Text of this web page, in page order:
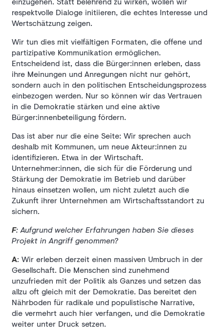
respektvolle Dialoge initiieren, die echtes Interesse und
Wertschätzung zeigen.
Wir tun dies mit vielfältigen Formaten, die offene und
partizipative Kommunikation ermöglichen.
Entscheidend ist, dass die Bürger:innen erleben, dass
ihre Meinungen und Anregungen nicht nur gehört,
sondern auch in den politischen Entscheidungsprozess
einbezogen werden. Nur so können wir das Vertrauen
in die Demokratie stärken und eine aktive
Bürger:innenbeteiligung fördern.
Das ist aber nur die eine Seite: Wir sprechen auch
deshalb mit Kommunen, um neue Akteur:innen zu
identifizieren. Etwa in der Wirtschaft.
Unternehmer:innen, die sich für die Förderung und
Stärkung der Demokratie im Betrieb und darüber
hinaus einsetzen wollen, um nicht zuletzt auch die
Zukunft ihrer Unternehmen am Wirtschaftsstandort zu
sichern.
F: Aufgrund welcher Erfahrungen haben Sie dieses
Projekt in Angriff genommen?
A: Wir erleben derzeit einen massiven Umbruch in der
Gesellschaft. Die Menschen sind zunehmend
unzufrieden mit der Politik als Ganzes und setzen das
allzu oft gleich mit der Demokratie. Das bereitet den
Nährboden für radikale und populistische Narrative,
die vermehrt auch hier verfangen, und die Demokratie
weiter unter Druck setzen.